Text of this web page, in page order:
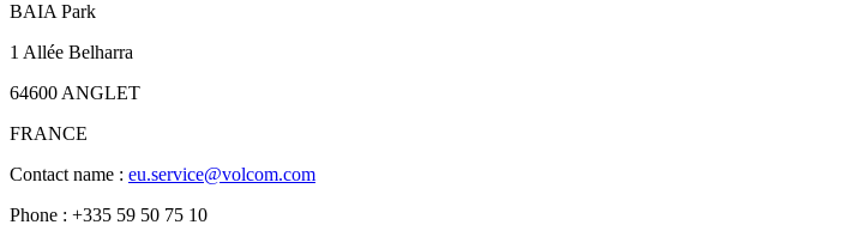
BAIA Park
1 Allée Belharra
64600 ANGLET
FRANCE
Contact name : eu.service@volcom.com
Phone : +335 59 50 75 10